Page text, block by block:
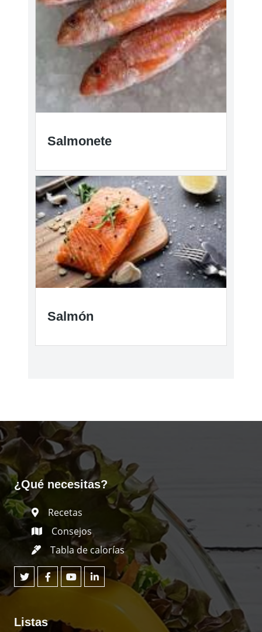
Salmonete
Salmón
¿Qué necesitas?
Recetas
Consejos
Tabla de calorías
Listas